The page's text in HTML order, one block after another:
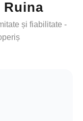
Ruina
și fiabilitate -